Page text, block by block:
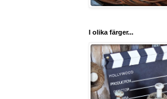
I olika färger...